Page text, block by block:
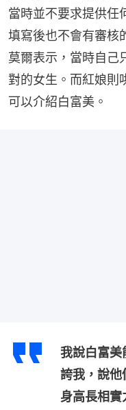
當時並不要求提供任
填寫後也不會有審核
莫爾表示，當時自己
對的女生。而紅娘則
可以介紹白富美。
我說白富美
誇我，說他
身高長相實